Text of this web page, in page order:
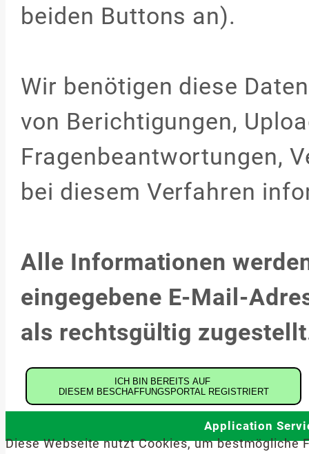
beiden Buttons an).
Wir benötigen diese
von Berichtigungen,
Fragenbeantwortungen,
bei diesem Verfahren
Alle Informationen
eingegebene E-Mail-
als rechtsgültig
ICH BIN BEREITS AUF
DIESEM BESCHAFFUNGSPORTAL REGISTRIERT
Application
Diese Webseite nutzt Cookies, um